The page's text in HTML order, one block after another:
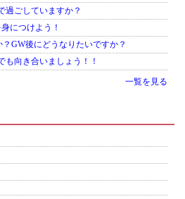
過ごしていますか？
につけよう！
GW後にどうなりたいですか？
も向き合いましょう！！
一覧を見る